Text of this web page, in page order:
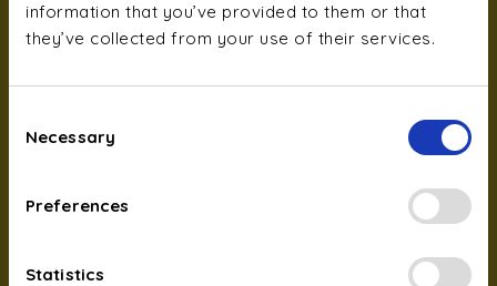
information that you’ve provided to them or that
they’ve collected from your use of their services.
Selection
Necessary
Preferences
Statistics
Quelles sont les